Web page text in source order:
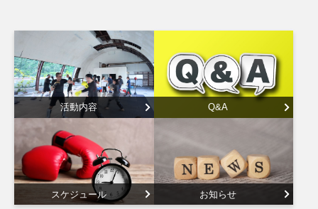
活動内容 Q&A
スケジュール お知らせ